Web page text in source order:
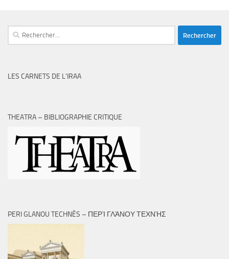
Rechercher :
LES CARNETS DE L’IRAA
THEATRA – BIBLIOGRAPHIE CRITIQUE
PERI GLANOU TECHNÈS – ΠΕΡῚ ΓΛΆΝΟΥ ΤΕΧΝῊΣ